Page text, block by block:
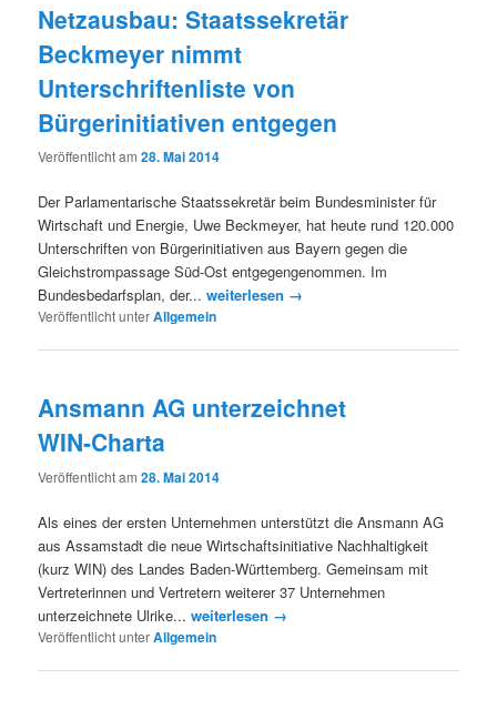
Netzausbau: Staatssekretär
Beckmeyer nimmt
Unterschriftenliste von
Bürgerinitiativen entgegen
Veröffentlicht am28. Mai 2014
Der Parlamentarische Staatssekretär beim Bundesminister für
Wirtschaft und Energie, Uwe Beckmeyer, hat heute rund 120.000
Unterschriften von Bürgerinitiativen aus Bayern gegen die
Gleichstrompassage Süd-Ost entgegengenommen. Im
Bundesbedarfsplan, der...weiterlesen →
Veröffentlicht unterAllgemein
Ansmann AG unterzeichnet
WIN-Charta
Veröffentlicht am28. Mai 2014
Als eines der ersten Unternehmen unterstützt die Ansmann AG
aus Assamstadt die neue Wirtschaftsinitiative Nachhaltigkeit
(kurz WIN) des Landes Baden-Württemberg. Gemeinsam mit
Vertreterinnen und Vertretern weiterer 37 Unternehmen
unterzeichnete Ulrike...weiterlesen →
Veröffentlicht unterAllgemein